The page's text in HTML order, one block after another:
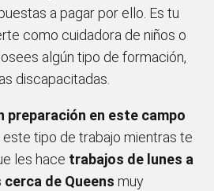
a pagar por ello. Es tu
como cuidadora de niños o
algún tipo de formación,
discapacitadas.
preparación en este campo
tipo de trabajo mientras te
les hace trabajos de lunes a
de Queens muy